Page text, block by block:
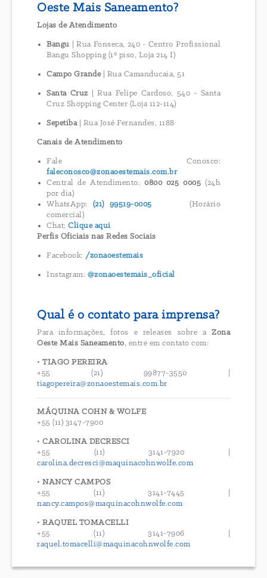
Oeste Mais Saneamento?
Lojas de Atendimento
Bangu | Rua Fonseca, 240 - Centro Profissional
Bangu Shopping (1º piso, Loja 214 I)
Campo Grande| Rua Camanducaia, 51
Santa Cruz | Rua Felipe Cardoso, 540 - Santa
Cruz Shopping Center (Loja 112-114)
Sepetiba| Rua José Fernandes, 1188
Canais de Atendimento
Fale Conosco:
faleconosco@zonaoestemais.com.br
Central de Atendimento: 0800 025 0005 (24h
por dia)
WhatsApp: (21) 99519-0005
(Horário
comercial)
Chat: Clique aqui
Perfis Oficiais nas Redes Sociais
Facebook: /zonaoestemais
Instagram: @zonaoestemais_oficial
Qual é o contato para imprensa?
Para informações, fotos e releases sobre a Zona
Oeste Mais Saneamento, entre em contato com:
• TIAGO PEREIRA
+55 (21) 99877-3550 |
tiagopereira@zonaoestemais.com.br
MÁQUINA COHN & WOLFE
+55 (11) 3147-7900
• CAROLINA DECRESCI
+55 (11) 3141-7920 |
carolina.decresci@maquinacohnwolfe.com
• NANCY CAMPOS
+55 (11) 3141-7445 |
nancy.campos@maquinacohnwolfe.com
• RAQUEL TOMACELLI
+55 (11) 3141-7906 |
raquel.tomacelli@maquinacohnwolfe.com